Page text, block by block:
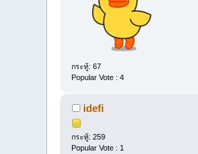
กระทู้: 67
Popular Vote : 4
idefi
กระทู้: 259
Popular Vote : 1